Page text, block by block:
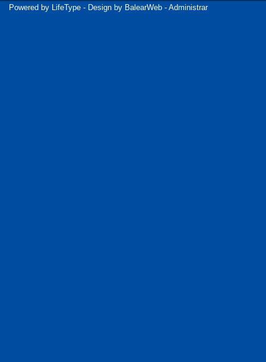
Powered by
LifeType - Design by BalearWeb - Administrar